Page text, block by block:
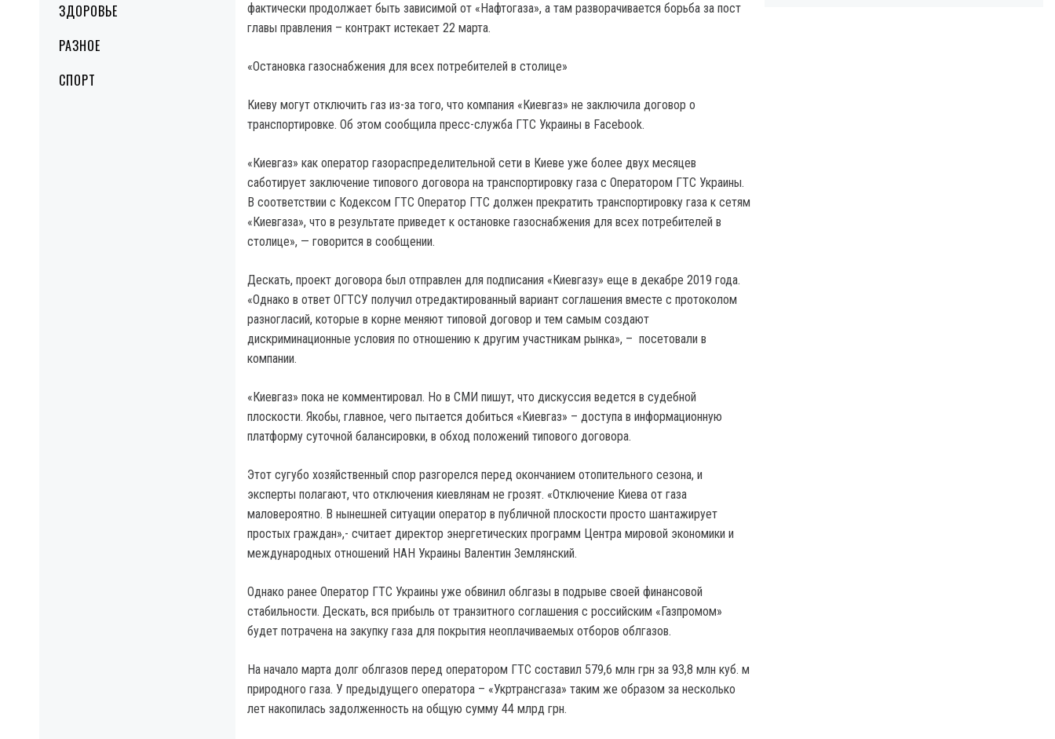
ЗДОРОВЬЕ
РАЗНОЕ
СПОРТ
фактически продолжает быть зависимой от «Нафтогаза», а там разворачивается борьба за пост
главы правления – контракт истекает 22 марта.
«Остановка газоснабжения для всех потребителей в столице»
Киеву могут отключить газ из-за того, что компания «Киевгаз» не заключила договор о
транспортировке. Об этом сообщила пресс-служба ГТС Украины в Facebook.
«Киевгаз» как оператор газораспределительной сети в Киеве уже более двух месяцев
саботирует заключение типового договора на транспортировку газа с Оператором ГТС Украины.
В соответствии с Кодексом ГТС Оператор ГТС должен прекратить транспортировку газа к сетям
«Киевгаза», что в результате приведет к остановке газоснабжения для всех потребителей в
столице», — говорится в сообщении.
Дескать, проект договора был отправлен для подписания «Киевгазу» еще в декабре 2019 года.
«Однако в ответ ОГТСУ получил отредактированный вариант соглашения вместе с протоколом
разногласий, которые в корне меняют типовой договор и тем самым создают
дискриминационные условия по отношению к другим участникам рынка», – посетовали в
компании.
«Киевгаз» пока не комментировал. Но в СМИ пишут, что дискуссия ведется в судебной
плоскости. Якобы, главное, чего пытается добиться «Киевгаз» – доступа в информационную
платформу суточной балансировки, в обход положений типового договора.
Этот сугубо хозяйственный спор разгорелся перед окончанием отопительного сезона, и
эксперты полагают, что отключения киевлянам не грозят. «Отключение Киева от газа
маловероятно. В нынешней ситуации оператор в публичной плоскости просто шантажирует
простых граждан»,- считает директор энергетических программ Центра мировой экономики и
международных отношений НАН Украины Валентин Землянский.
Однако ранее Оператор ГТС Украины уже обвинил облгазы в подрыве своей финансовой
стабильности. Дескать, вся прибыль от транзитного соглашения с российским «Газпромом»
будет потрачена на закупку газа для покрытия неоплачиваемых отборов облгазов.
На начало марта долг облгазов перед оператором ГТС составил 579,6 млн грн за 93,8 млн куб. м
природного газа. У предыдущего оператора – «Укртрансгаза» таким же образом за несколько
лет накопилась задолженность на общую сумму 44 млрд грн.